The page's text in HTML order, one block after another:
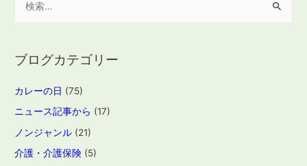
ブログカテゴリー
カレーの日 (75)
ニュース記事から (17)
ノンジャンル (21)
介護・介護保険 (5)